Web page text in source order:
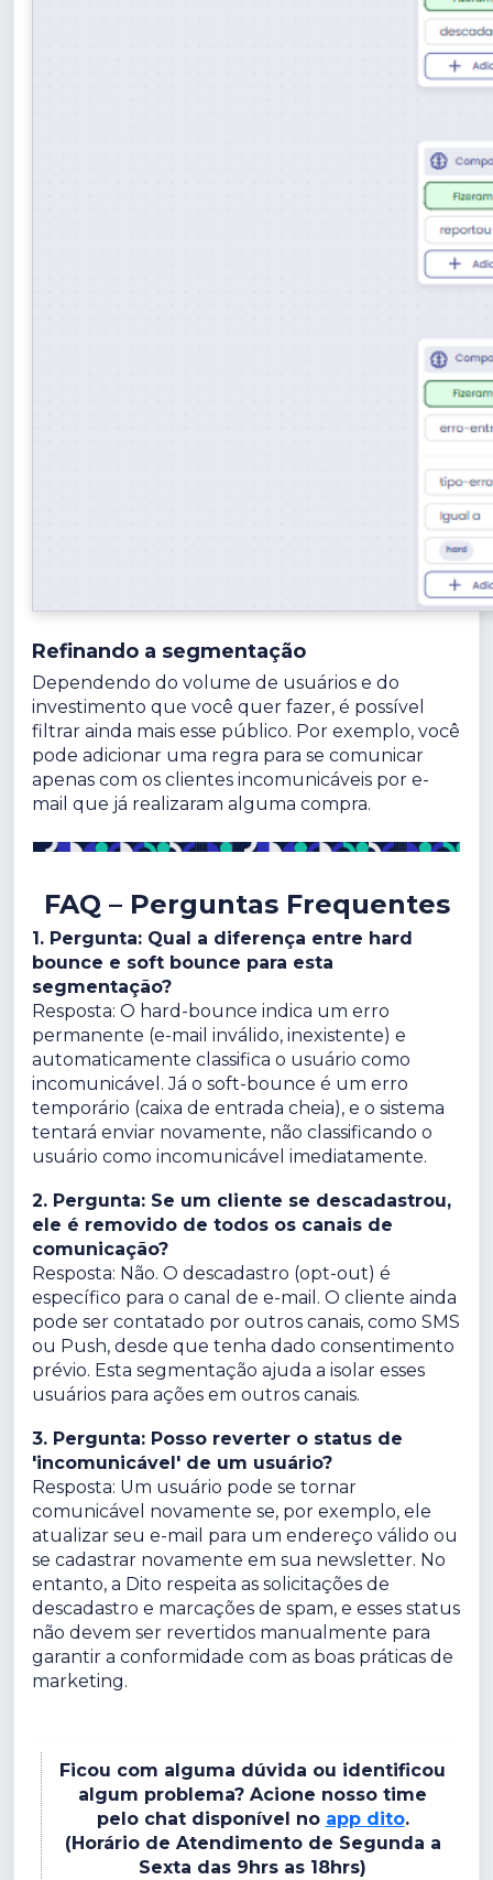
Refinando a segmentação
Dependendo do volume de usuários e do
investimento que você quer fazer, é possível
filtrar ainda mais esse público. Por exemplo, você
pode adicionar uma regra para se comunicar
apenas com os clientes incomunicáveis por e-
mail que já realizaram alguma compra.
FAQ – Perguntas Frequentes
1. Pergunta: Qual a diferença entre hard
bounce e soft bounce para esta
segmentação?
Resposta: O hard-bounce indica um erro
permanente (e-mail inválido, inexistente) e
automaticamente classifica o usuário como
incomunicável. Já o soft-bounce é um erro
temporário (caixa de entrada cheia), e o sistema
tentará enviar novamente, não classificando o
usuário como incomunicável imediatamente.
2. Pergunta: Se um cliente se descadastrou,
ele é removido de todos os canais de
comunicação?
Resposta: Não. O descadastro (opt-out) é
específico para o canal de e-mail. O cliente ainda
pode ser contatado por outros canais, como SMS
ou Push, desde que tenha dado consentimento
prévio. Esta segmentação ajuda a isolar esses
usuários para ações em outros canais.
3. Pergunta: Posso reverter o status de
'incomunicável' de um usuário?
Resposta: Um usuário pode se tornar
comunicável novamente se, por exemplo, ele
atualizar seu e-mail para um endereço válido ou
se cadastrar novamente em sua newsletter. No
entanto, a Dito respeita as solicitações de
descadastro e marcações de spam, e esses status
não devem ser revertidos manualmente para
garantir a conformidade com as boas práticas de
marketing.
Ficou com alguma dúvida ou identificou
algum problema? Acione nosso time
pelo chat disponível no app dito.
(Horário de Atendimento de Segunda a
Sexta das 9hrs as 18hrs)